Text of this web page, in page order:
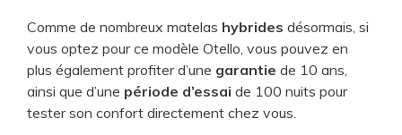
Comme de nombreux matelas hybrides désormais, si
vous optez pour ce modèle Otello, vous pouvez en
plus également profiter d’une garantie de 10 ans,
ainsi que d’une période d’essai de 100 nuits pour
tester son confort directement chez vous.